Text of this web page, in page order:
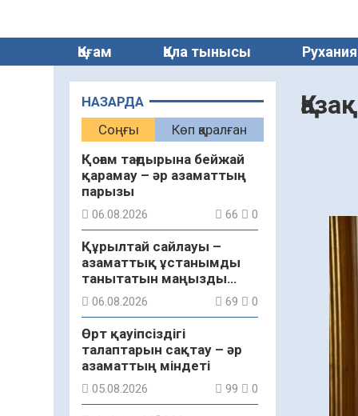
Қоғам Қала тынысы
НАЗАРДА
Соңғы
Көп қаралған
Қоғам тағдырына бейжай
қарамау – әр азаматтың
парызы
06.08.2026 66 0
Құрылтай сайлауы –
азаматтық ұстанымды
танытатын маңызды
қадам
06.08.2026 69 0
Өрт қауіпсіздігі
талаптарын сақтау – әр
азаматтың міндеті
05.08.2026 99 0